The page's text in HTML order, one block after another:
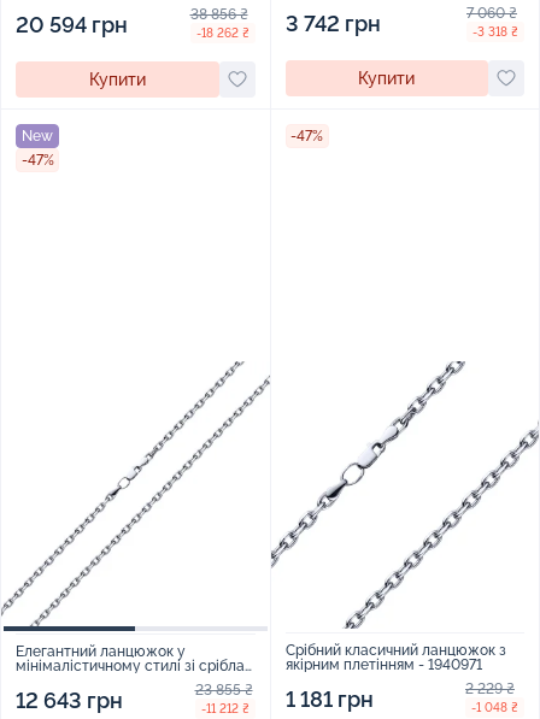
20 594 грн 38 856 ₴
-18 262 ₴
Купити
3 742 грн 7 060 ₴
-3 318 ₴
Купити
New
-47%
Елегантний ланцюжок у
мінімалістичному стилі зі срібла
з якірним плетінням - 2005225
12 643 грн 23 855 ₴
-11 212 ₴
-47%
Срібний класичний ланцюжок з
якірним плетінням - 1940971
1 181 грн 2 229 ₴
-1 048 ₴